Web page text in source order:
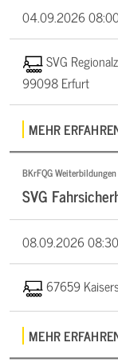
04.09.2026
SVG
99098 Erfurt
MEHR
BKrFQG
SVG
08.09.2026
67659
MEHR